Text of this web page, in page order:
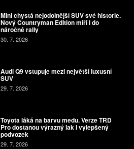
Mini chystá nejodolnější SUV své historie.
Nový Countryman Edition míří i do
náročné rally
30. 7. 2026
Audi Q9 vstupuje mezi největší luxusní
SUV
29. 7. 2026
Toyota láká na barvu medu. Verze TRD
Pro dostanou výrazný lak i vylepšený
podvozek
29. 7. 2026